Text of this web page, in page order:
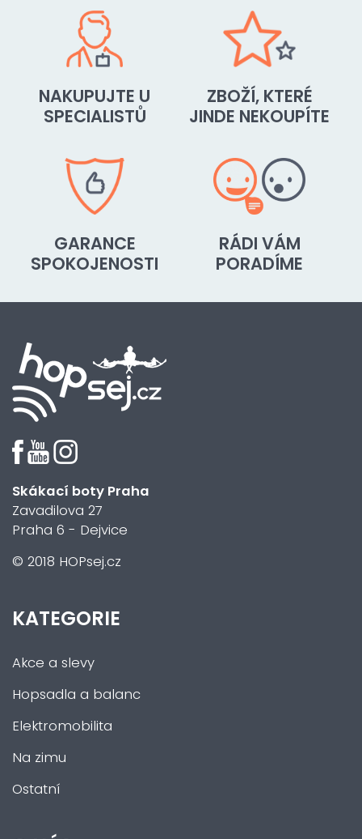
NAKUPUJTE U
SPECIALISTŮ
ZBOŽÍ, KTERÉ
JINDE NEKOUPÍTE
GARANCE
SPOKOJENOSTI
RÁDI VÁM
PORADÍME
Skákací boty Praha
Zavadilova 27
Praha 6 - Dejvice
© 2018 HOPsej.cz
KATEGORIE
Akce a slevy
Hopsadla a balanc
Elektromobilita
Na zimu
Ostatní